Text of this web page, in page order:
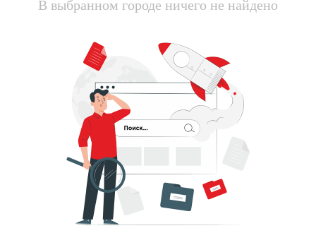
В выбранном городе ничего не найдено